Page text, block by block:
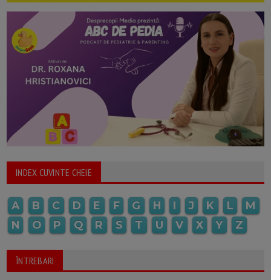
INDEX CUVINTE CHEIE
A B C D E F G H I J K L
M
N
O P Q R S T U V X Y Z
ÎNTREBARI